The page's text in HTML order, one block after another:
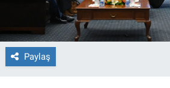
Paylaş
Ekonomi
Forum